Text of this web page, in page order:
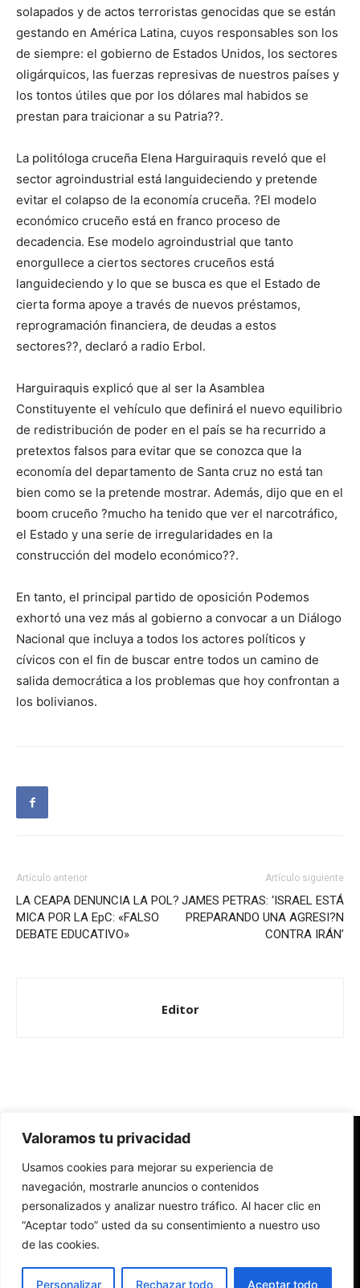
Valoramos tu privacidad
Usamos cookies para mejorar su experiencia de
navegación, mostrarle anuncios o contenidos
personalizados y analizar nuestro tráfico. Al hacer clic en
“Aceptar todo” usted da su consentimiento a nuestro uso
de las cookies.
Personalizar Rechazar todo Aceptar todo
solapados y de actos terroristas genocidas que se están
gestando en América Latina, cuyos responsables son los
de siempre: el gobierno de Estados Unidos, los sectores
oligárquicos, las fuerzas represivas de nuestros países y
los tontos útiles que por los dólares mal habidos se
prestan para traicionar a su Patria??.
La politóloga cruceña Elena Harguiraquis reveló que el
sector agroindustrial está languideciendo y pretende
evitar el colapso de la economía cruceña. ?El modelo
económico cruceño está en franco proceso de
decadencia. Ese modelo agroindustrial que tanto
enorgullece a ciertos sectores cruceños está
languideciendo y lo que se busca es que el Estado de
cierta forma apoye a través de nuevos préstamos,
reprogramación financiera, de deudas a estos
sectores??, declaró a radio Erbol.
Harguiraquis explicó que al ser la Asamblea
Constituyente el vehículo que definirá el nuevo equilibrio
de redistribución de poder en el país se ha recurrido a
pretextos falsos para evitar que se conozca que la
economía del departamento de Santa cruz no está tan
bien como se la pretende mostrar. Además, dijo que en el
boom cruceño ?mucho ha tenido que ver el narcotráfico,
el Estado y una serie de irregularidades en la
construcción del modelo económico??.
En tanto, el principal partido de oposición Podemos
exhortó una vez más al gobierno a convocar a un Diálogo
Nacional que incluya a todos los actores políticos y
cívicos con el fin de buscar entre todos un camino de
salida democrática a los problemas que hoy confrontan a
los bolivianos.
Artículo anterior
LA CEAPA DENUNCIA LA POL?
MICA POR LA EpC: «FALSO
DEBATE EDUCATIVO»
Artículo siguiente
JAMES PETRAS: ‘ISRAEL ESTÁ
PREPARANDO UNA AGRESI?N
CONTRA IRÁN’
Editor
Redes Cristianas
Una mirada alternativa sobre la Iglesia católica y la sociedad
- Colectivos de Redes Cristianas